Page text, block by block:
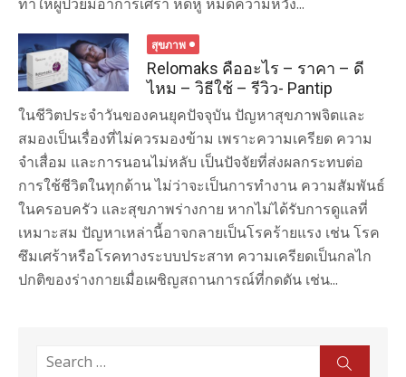
สุขภาพ
Relomaks คืออะไร – ราคา – ดี
ไหม – วิธีใช้ – รีวิว- Pantip
ในชีวิตประจำวันของคนยุคปัจจุบัน ปัญหาสุขภาพจิตและ
สมองเป็นเรื่องที่ไม่ควรมองข้าม เพราะความเครียด ความ
จำเสื่อม และการนอนไม่หลับ เป็นปัจจัยที่ส่งผลกระทบต่อ
การใช้ชีวิตในทุกด้าน ไม่ว่าจะเป็นการทำงาน ความสัมพันธ์
ในครอบครัว และสุขภาพร่างกาย หากไม่ได้รับการดูแลที่
เหมาะสม ปัญหาเหล่านี้อาจกลายเป็นโรคร้ายแรง เช่น โรค
ซึมเศร้าหรือโรคทางระบบประสาท ความเครียดเป็นกลไก
ปกติของร่างกายเมื่อเผชิญสถานการณ์ที่กดดัน เช่น...
Search